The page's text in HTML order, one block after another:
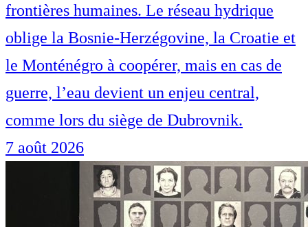
frontières humaines. Le réseau hydrique
oblige la Bosnie-Herzégovine, la Croatie et
le Monténégro à coopérer, mais en cas de
guerre, l’eau devient un enjeu central,
comme lors du siège de Dubrovnik.
7 août 2026